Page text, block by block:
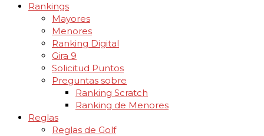
Rankings
Mayores
Menores
Ranking Digital
Gira 9
Solicitud Puntos
Preguntas sobre
Ranking Scratch
Ranking de Menores
Reglas
Reglas de Golf